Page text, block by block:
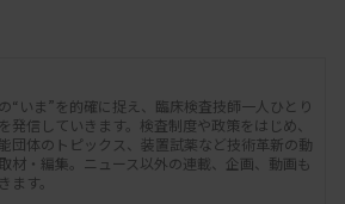
大学）「乳癌転移を抑制するセ
能解析」▽平澤繭（麻布大学）
テオミクス解析による新規飲酒
“いま”を的確に捉え、臨床検査技師一人ひとり
発信していきます。検査制度や政策をはじめ、
団体のトピックス、装置試薬など技術革新の動
材・編集。ニュース以外の連載、企画、動画も
ます。